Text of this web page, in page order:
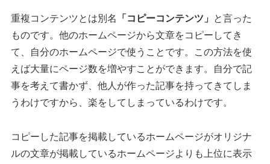
重複コンテンツとは別名 「コピーコンテンツ」
と言った
ものです。他のホームページから文章をコピーしてき
て、自分のホームページで使うことです。この方法を使
えば大量にページ数を増やすことができます。自分で記
事を考えて書かず、他人が作った記事を持ってきてしま
うわけですから、楽をしてしまっているわけです。
コピーした記事を掲載しているホームページがオリジナ
ルの文章が掲載しているホームページよりも上位に表示